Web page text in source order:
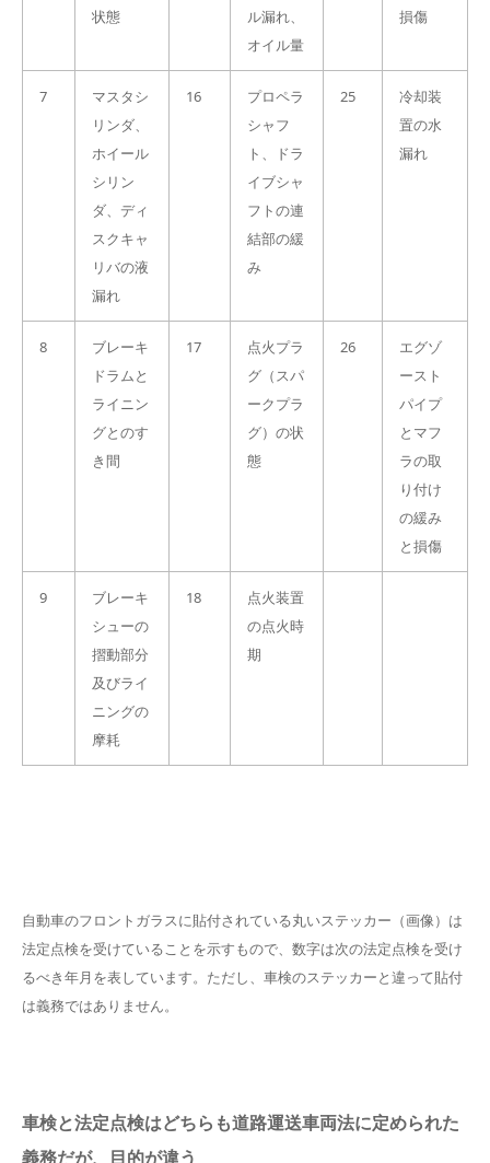
状態
ル漏れ、
オイル量
損傷
7
マスタシ
リンダ、
ホイール
シリン
ダ、ディ
スクキャ
リバの液
漏れ
16
プロペラ
シャフ
ト、ドラ
イブシャ
フトの連
結部の緩
み
25
冷却装
置の水
漏れ
8
ブレーキ
ドラムと
ライニン
グとのす
き間
17
点火プラ
グ（スパ
ークプラ
グ）の状
態
26
エグゾ
ースト
パイプ
とマフ
ラの取
り付け
の緩み
と損傷
9
ブレーキ
シューの
摺動部分
及びライ
ニングの
摩耗
18
点火装置
の点火時
期
自動車のフロントガラスに貼付されている丸いステッカー（画像）は
法定点検を受けていることを示すもので、数字は次の法定点検を受け
るべき年月を表しています。ただし、車検のステッカーと違って貼付
は義務ではありません。
車検と法定点検はどちらも道路運送車両法に定められた
義務だが、目的が違う